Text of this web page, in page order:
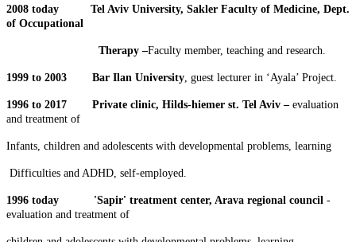
2008 today Tel Aviv University, Sakler Faculty of Medicine, Dept.
of Occupational
Therapy –Faculty member, teaching and research.
1999 to 2003 Bar Ilan University , guest lecturer in ‘Ayala’ Project.
1996 to 2017 Private clinic, Hilds-hiemer st. Tel Aviv – evaluation
and treatment of
Infants, children and adolescents with developmental problems, learning
Difficulties and ADHD, self-employed.
1996 today 'Sapir' treatment center, Arava regional council -
evaluation and treatment of